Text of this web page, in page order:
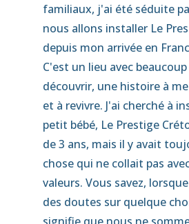
familiaux, j'ai été séduite
nous allons installer Le
depuis mon arrivée en
C'est un lieu avec
découvrir, une histoire à
et à revivre. J'ai cherché à
petit bébé, Le Prestige
de 3 ans, mais il y avait
chose qui ne collait pas
valeurs. Vous savez,
des doutes sur quelque